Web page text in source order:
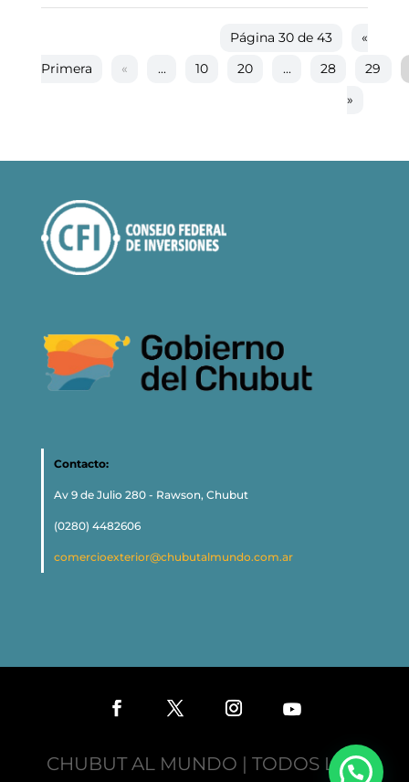
Página 30 de 43
«
Primera
« ... 10 20 ... 28
29
»
Contacto:
Av 9 de Julio 280 - Rawson, Chubut
(0280) 4482606
comercioexterior@chubutalmundo.com.ar
CHUBUT AL MUNDO | TODOS LOS